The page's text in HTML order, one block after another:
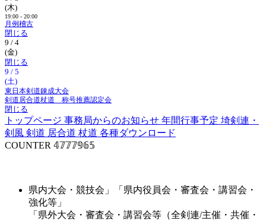
(木)
19:00 - 20:00
月例稽古
閉じる
9 / 4
(金)
閉じる
9 / 5
(土)
東日本剣道錬成大会
剣道居合道杖道 称号推薦認定会
閉じる
トップページ 事務局からのお知らせ 年間行事予定 埼剣連・
剣風 剣道 居合道 杖道 各種ダウンロード
COUNTER 𝟜𝟟𝟟𝟟𝟡𝟞𝟝
県内大会・競技会」「県内役員会・審査会・講習会・
強化等」
「県外大会・審査会・講習会等（全剣連/主催・共催・